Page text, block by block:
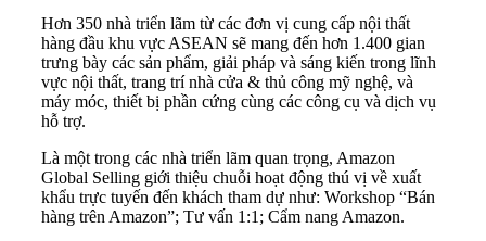
Hơn 350 nhà triển lãm từ các đơn vị cung cấp nội thất
hàng đầu khu vực ASEAN sẽ mang đến hơn 1.400 gian
trưng bày các sản phẩm, giải pháp và sáng kiến trong lĩnh
vực nội thất, trang trí nhà cửa & thủ công mỹ nghệ, và
máy móc, thiết bị phần cứng cùng các công cụ và dịch vụ
hỗ trợ.
Là một trong các nhà triển lãm quan trọng, Amazon
Global Selling giới thiệu chuỗi hoạt động thú vị về xuất
khẩu trực tuyến đến khách tham dự như: Workshop “Bán
hàng trên Amazon”; Tư vấn 1:1; Cẩm nang Amazon.